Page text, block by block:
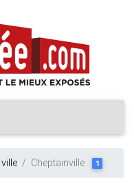
Cheptainville 1